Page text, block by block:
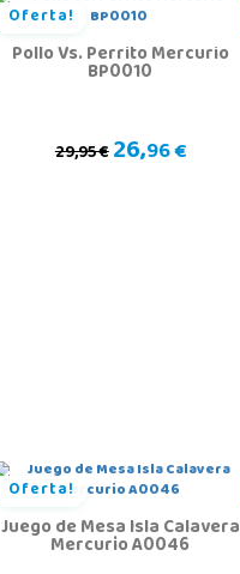
Oferta!
Pollo Vs. Perrito Mercurio
BP0010
29,95 €26,96 €
Oferta!
Juego de Mesa Isla Calavera
Mercurio A0046